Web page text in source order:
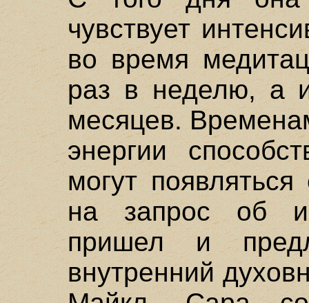
чувствует
во время
раз в неделю, а
месяцев.
энергии
могут
на запрос об
пришел и
внутренний